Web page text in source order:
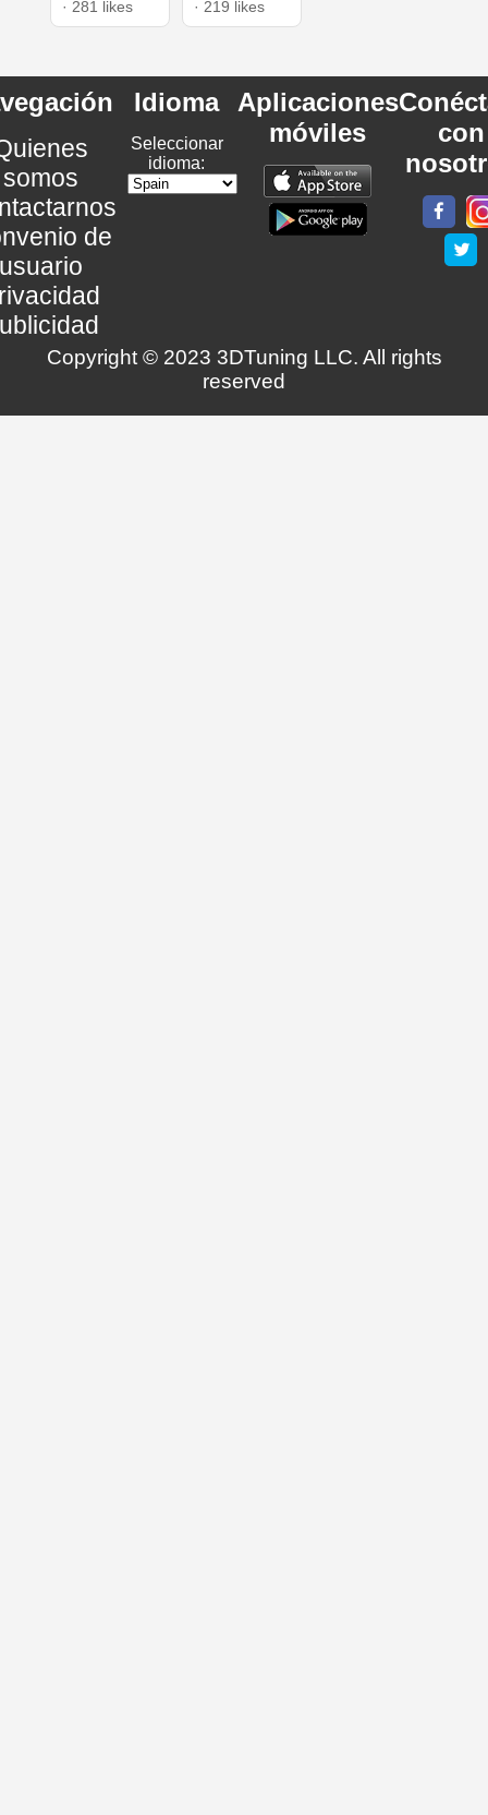
· 281 likes
· 219 likes
somos
de
Idioma
Seleccionar
idioma:
Aplicaciones
móviles
con
Copyright © 2023 3DTuning LLC. All rights
reserved